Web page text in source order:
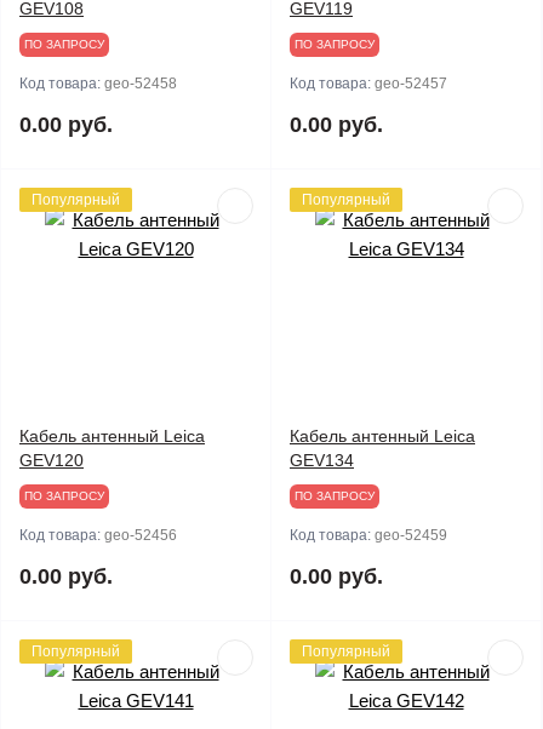
GEV108
ПО ЗАПРОСУ
Код товара: geo-52458
0.00 руб.
GEV119
ПО ЗАПРОСУ
Код товара: geo-52457
0.00 руб.
Популярный
Кабель антенный Leica
GEV120
ПО ЗАПРОСУ
Код товара: geo-52456
0.00 руб.
Популярный
Кабель антенный Leica
GEV134
ПО ЗАПРОСУ
Код товара: geo-52459
0.00 руб.
Популярный Популярный